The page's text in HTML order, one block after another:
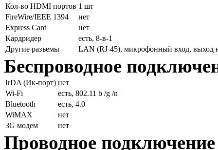
Кол-во HDMI портов 1 шт
FireWire/IEEE 1394
нет
Express Card
нет
Кардридер
есть, 8-в-1
Другие разъемы
LAN (RJ-45), микрофонный вход, выход
Беспроводное
IrDA (Ик-порт) нет
Wi-Fi
есть, 802.11 b /g /n
Bluetooth
есть, 4.0
WiMAX
нет
3G модем
нет
Проводное подключение